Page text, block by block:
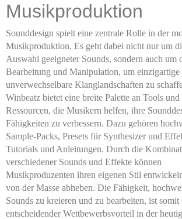
Musikproduktion
Sounddesign spielt eine zentrale Rolle in der
Musikproduktion. Es geht dabei nicht nur um
Auswahl geeigneter Sounds, sondern auch um
Bearbeitung und Manipulation, um einzigartige
unverwechselbare Klanglandschaften zu
Winbeatz bietet eine breite Palette an Tools und
Ressourcen, die Musikern helfen, ihre
Fähigkeiten zu verbessern. Dazu gehören
Sample-Packs, Presets für Synthesizer und
Tutorials und Anleitungen. Durch die
verschiedener Sounds und Effekte können
Musikproduzenten ihren eigenen Stil
von der Masse abheben. Die Fähigkeit,
Sounds zu kreieren und zu bearbeiten, ist somit
entscheidender Wettbewerbsvorteil in der